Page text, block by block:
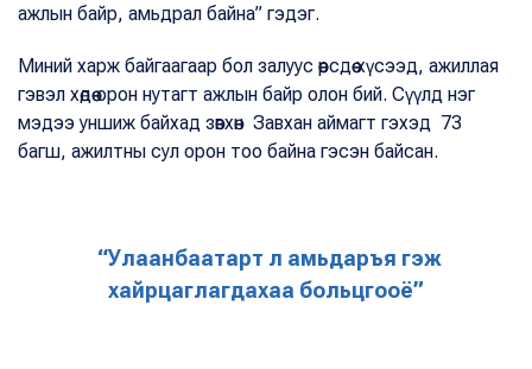
ажлын байр, амьдрал байна” гэдэг.
Миний харж байгаагаар бол залуус өөрсдөө хүсээд, ажиллая
гэвэл хөдөө орон нутагт ажлын байр олон бий. Сүүлд нэг
мэдээ уншиж байхад зөвхөн Завхан аймагт гэхэд 73
багш, ажилтны сул орон тоо байна гэсэн байсан.
“Улаанбаатарт л амьдаръя гэж
хайрцаглагдахаа больцгооё”